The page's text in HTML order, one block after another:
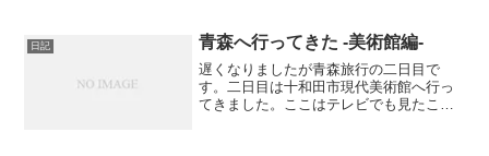
た。上着も脱いでいた...
日記 青森へ行ってきた -美術館編-
遅くなりましたが青森旅行の二日目で
す。二日目は十和田市現代美術館へ行っ
てきました。ここはテレビでも見たこと